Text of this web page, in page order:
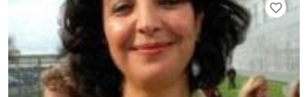
favorite_border